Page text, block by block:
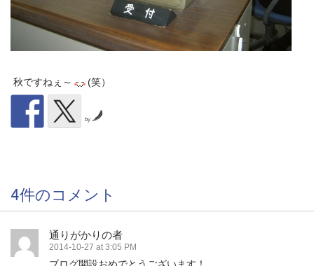
秋ですねぇ～ (笑）
by
4件のコメント
通りがかりの者
2014-10-27 at 3:05 PM